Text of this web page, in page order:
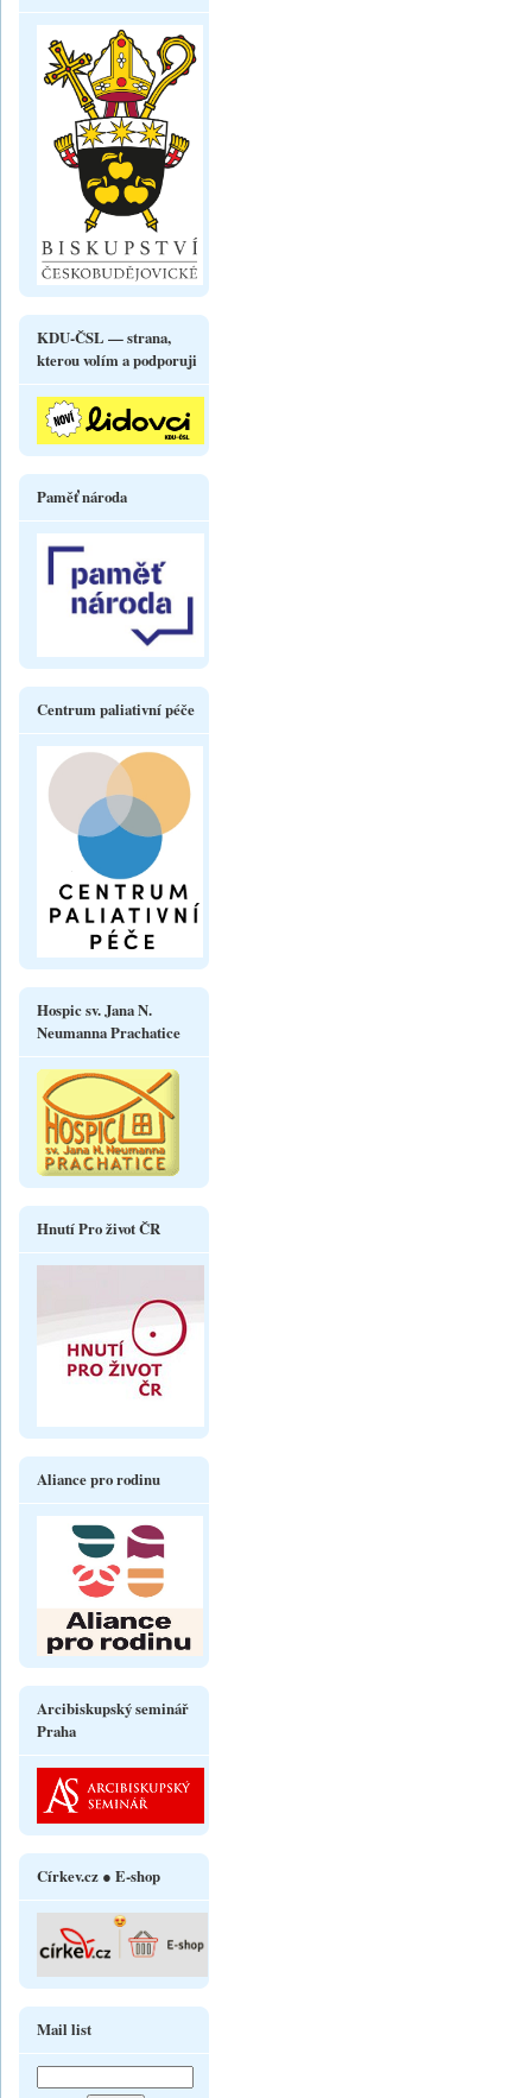
KDU-ČSL — strana,
kterou volím a podporuji
Paměť národa
Centrum paliativní péče
Hospic sv. Jana N.
Neumanna Prachatice
Hnutí Pro život ČR
Aliance pro rodinu
Arcibiskupský seminář
Praha
Církev.cz ● E-shop
Mail list